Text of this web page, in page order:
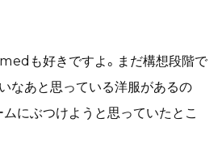
も好きですよ。まだ構想段階で
なあと思っている洋服があるの
にぶつけようと思っていたとこ